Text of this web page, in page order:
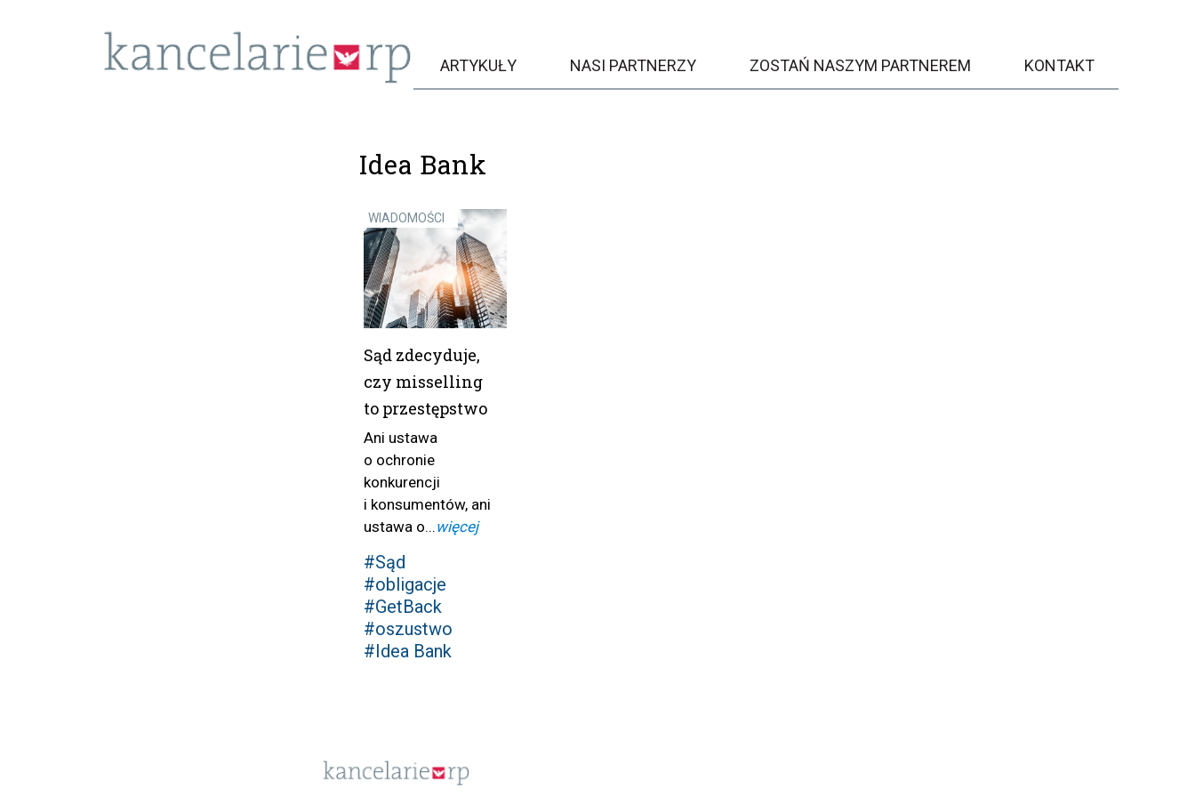
ARTYKUŁY NASI PARTNERZY ZOSTAŃ NASZYM PARTNEREM KONTAKT
Idea Bank
WIADOMOŚCI
Sąd zdecyduje,
czy misselling
to przestępstwo
Ani ustawa
o ochronie
konkurencji
i konsumentów, ani
ustawa o...więcej
#Sąd
#obligacje
#GetBack
#oszustwo
#Idea Bank